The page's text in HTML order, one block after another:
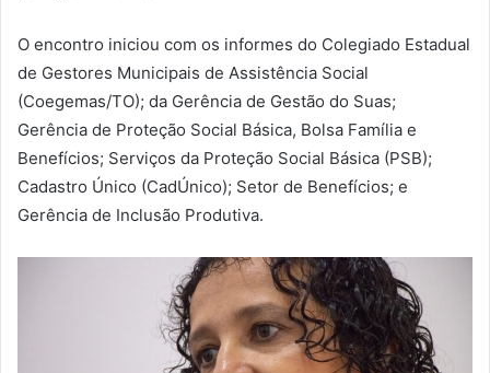
O encontro iniciou com os informes do Colegiado Estadual
de Gestores Municipais de Assistência Social
(Coegemas/TO); da Gerência de Gestão do Suas;
Gerência de Proteção Social Básica, Bolsa Família e
Benefícios; Serviços da Proteção Social Básica (PSB);
Cadastro Único (CadÚnico); Setor de Benefícios; e
Gerência de Inclusão Produtiva.